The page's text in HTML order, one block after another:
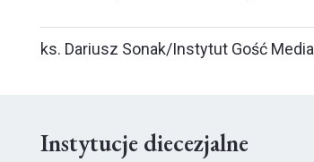
ks. Dariusz Sonak/Instytut Gość Media
Instytucje diecezjalne